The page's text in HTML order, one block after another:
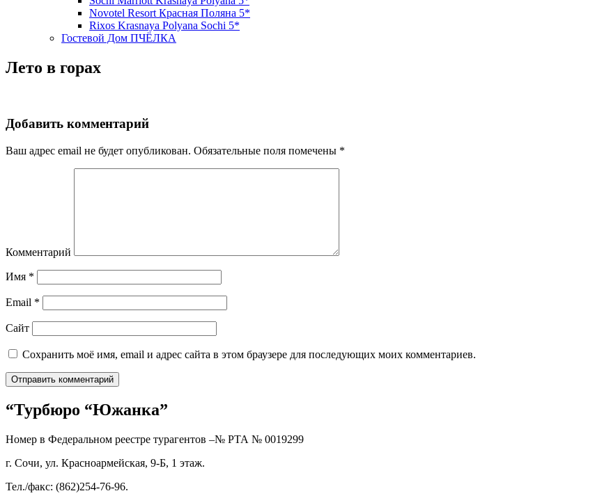
Novotel Resort Красная Поляна 5*
Rixos Krasnaya Polyana Sochi 5*
Гостевой Дом ПЧЁЛКА
Лето в горах
Добавить комментарий
Ваш адрес email не будет опубликован. Обязательные поля помечены *
Комментарий
Имя *
Email *
Сайт
Сохранить моё имя, email и адрес сайта в этом браузере для последующих моих комментариев.
“Турбюро “Южанка”
Номер в Федеральном реестре турагентов –№ РТА № 0019299
г. Сочи, ул. Красноармейская, 9-Б, 1 этаж.
Тел./факс: (862)254-76-96.